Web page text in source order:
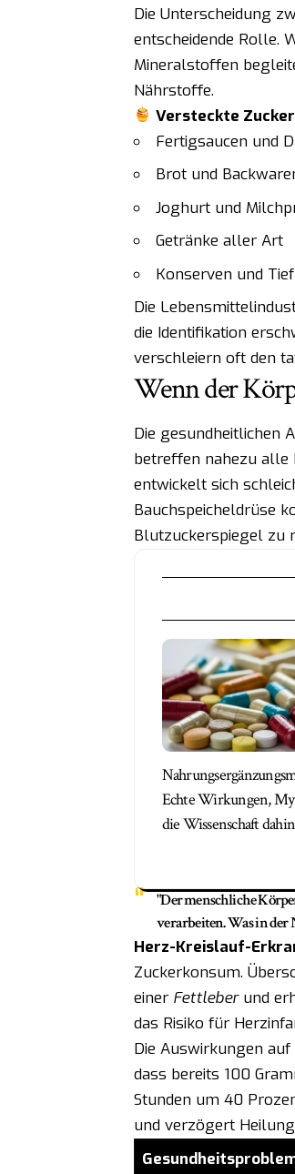
Die Unterscheidung
entscheidende Rolle.
Mineralstoffen
Nährstoffe.
Versteckte
Fertigsaucen und
Brot und
Joghurt und
Getränke aller Art
Konserven und
Die
die Identifikation
verschleiern oft den
Wenn der
Die gesundheitlichen
betreffen nahezu alle
entwickelt sich
Bauchspeicheldrüse
Blutzuckerspiegel zu
Echte Wirkungen,
die Wissenschaft
"Der menschliche
verarbeiten. Was in der
Herz-Kreislauf-
Zuckerkonsum.
einer Fettleberund
das Risiko für
Die Auswirkungen auf
dass bereits 100
Stunden um 40
und verzögert